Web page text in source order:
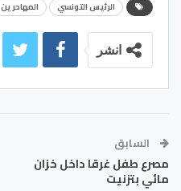
الرئيس التونسي المهاحرين
انشر
السابق
مصرع طفل غرقا داخل خزان
مائي بتزنيت